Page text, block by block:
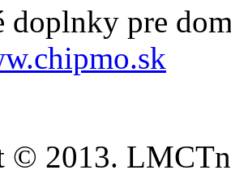
doplnky pre
© 2013.